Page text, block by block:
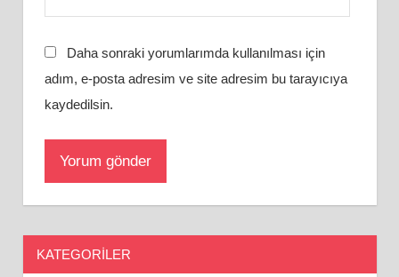
Daha sonraki yorumlarımda kullanılması için
adım, e-posta adresim ve site adresim bu tarayıcıya
kaydedilsin.
KATEGORILER